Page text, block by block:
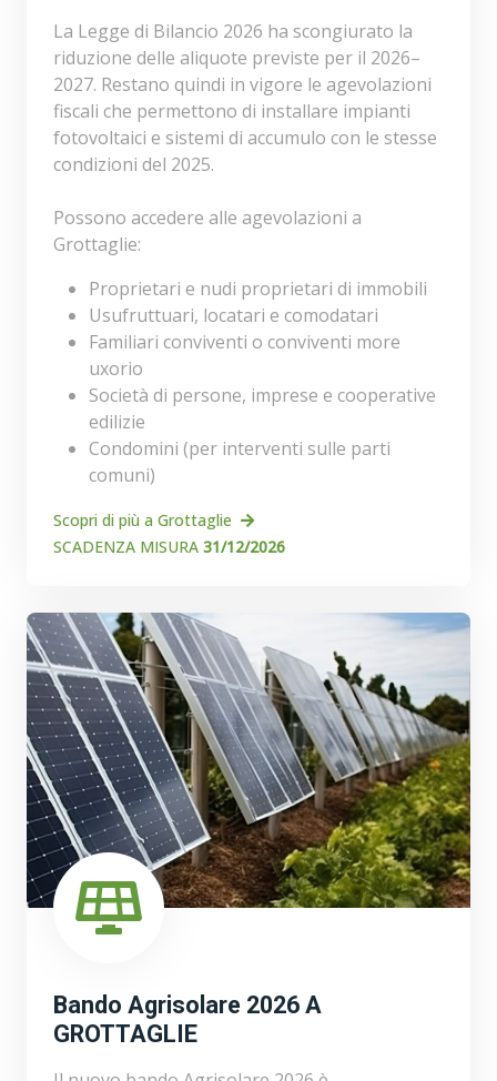
La Legge di Bilancio 2026 ha scongiurato la
riduzione delle aliquote previste per il 2026–
2027. Restano quindi in vigore le agevolazioni
fiscali che permettono di installare impianti
fotovoltaici e sistemi di accumulo con le stesse
condizioni del 2025.
Possono accedere alle agevolazioni a
Grottaglie:
Proprietari e nudi proprietari di immobili
Usufruttuari, locatari e comodatari
Familiari conviventi o conviventi more
uxorio
Società di persone, imprese e cooperative
edilizie
Condomini (per interventi sulle parti
comuni)
Scopri di più a Grottaglie
SCADENZA MISURA 31/12/2026
Bando Agrisolare 2026 A
GROTTAGLIE